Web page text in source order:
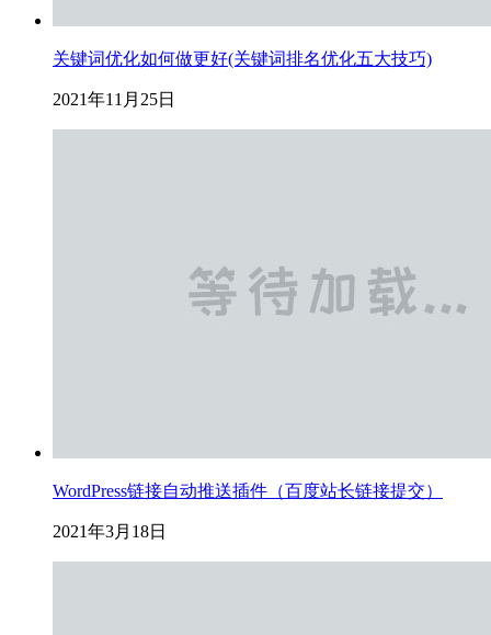
关键词优化如何做更好(关键词排名优化五大技巧)
2021年11月25日
WordPress链接自动推送插件（百度站长链接提交）
2021年3月18日